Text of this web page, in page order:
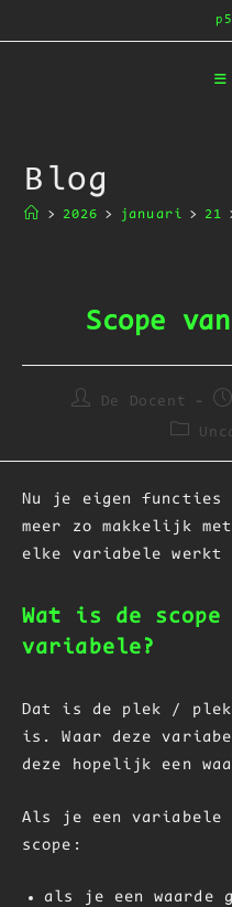
Blog
> 2026 > januari > 21
Scope
Bericht
De Docent
Nu je eigen functies
meer zo makkelijk
elke variabele werkt
Wat is de scope
variabele?
Dat is de plek /
is. Waar deze
deze hopelijk een
Als je een
scope:
als je een waarde